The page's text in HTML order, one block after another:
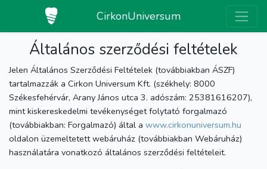
CirkonUniversum
Általános szerződési feltételek
Jelen Általános Szerződési Feltételek (továbbiakban ÁSZF)
tartalmazzák a Cirkon Universum Kft. (székhely: 8000
Székesfehérvár, Arany János utca 3. adószám: 25381616207),
mint kiskereskedelmi tevékenységet folytató forgalmazó
(továbbiakban: Forgalmazó) által a www.cirkonuniversum.hu
oldalon üzemeltetett webáruház (továbbiakban Webáruház)
használatára vonatkozó általános szerződési feltételeit.